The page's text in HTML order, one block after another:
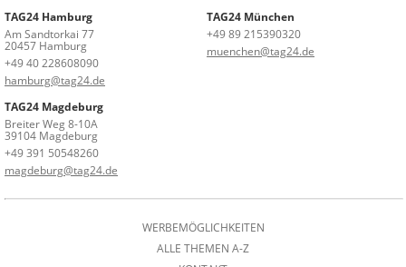
TAG24 Hamburg
Am Sandtorkai 77
20457 Hamburg
+49 40 228608090
hamburg@tag24.de
TAG24 München
+49 89 215390320
muenchen@tag24.de
TAG24 Magdeburg
Breiter Weg 8-10A
39104 Magdeburg
+49 391 50548260
magdeburg@tag24.de
WERBEMÖGLICHKEITEN
ALLE THEMEN A-Z